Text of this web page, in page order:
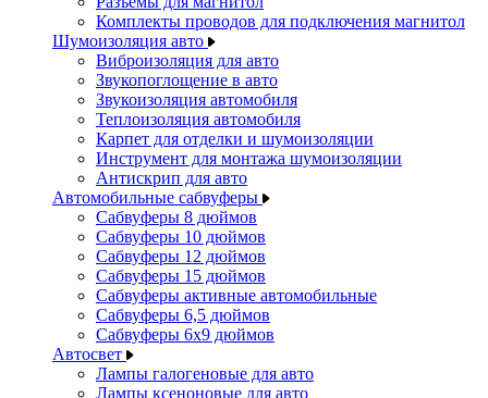
Комплекты проводов для подключения магнитол
Шумоизоляция авто
Виброизоляция для авто
Звукопоглощение в авто
Звукоизоляция автомобиля
Теплоизоляция автомобиля
Карпет для отделки и шумоизоляции
Инструмент для монтажа шумоизоляции
Антискрип для авто
Автомобильные сабвуферы
Сабвуферы 8 дюймов
Сабвуферы 10 дюймов
Сабвуферы 12 дюймов
Сабвуферы 15 дюймов
Сабвуферы активные автомобильные
Сабвуферы 6,5 дюймов
Сабвуферы 6x9 дюймов
Автосвет
Лампы галогеновые для авто
Лампы ксеноновые для авто